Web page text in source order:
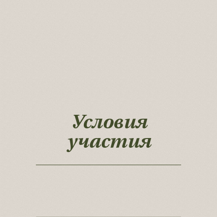
Условия
участия
ИНН 507406042858
наставник!